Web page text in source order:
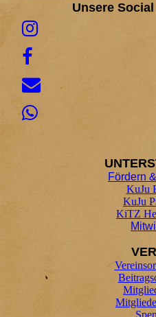
Unsere
UNTER
Fördern
KuJu
KuJu
KiTZ